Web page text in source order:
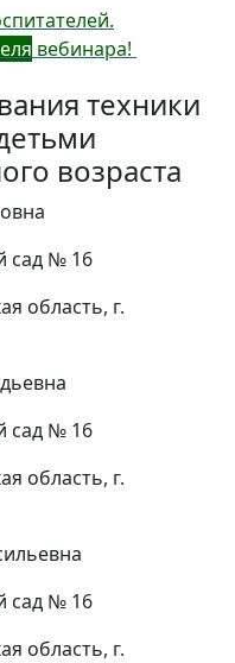
вебинара!
техники
возраста
сад № 16
область, г.
сад № 16
область, г.
сад № 16
область, г.